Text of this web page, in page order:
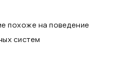
похоже на поведение
систем